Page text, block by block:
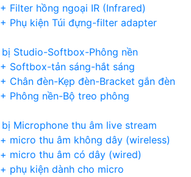
+ Filter hồng ngoại IR (Infrared)
+ Phụ kiện Túi đựng-filter adapter
Studio-Softbox-Phông nền
+ Softbox-tản sáng-hắt sáng
+ Chân đèn-Kẹp đèn-Bracket gắn đèn
+ Phông nền-Bộ treo phông
Microphone thu âm live stream
+ micro thu âm không dây (wireless)
+ micro thu âm có dây (wired)
+ phụ kiện dành cho micro